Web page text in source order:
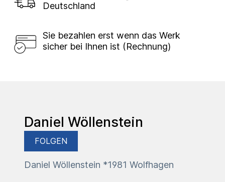
Deutschland
Sie bezahlen erst wenn das Werk
sicher bei Ihnen ist (Rechnung)
Daniel Wöllenstein
FOLGEN
Daniel Wöllenstein *1981 Wolfhagen